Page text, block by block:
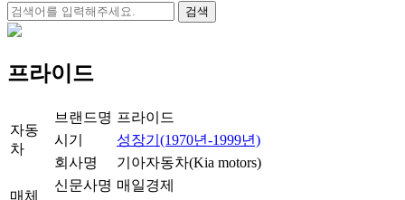
검
색:
프라이드
자동
차
브랜드명 프라이드
시기
성장기(1970년-1999년)
회사명
기아자동차(Kia motors)
매체
신문사명 매일경제